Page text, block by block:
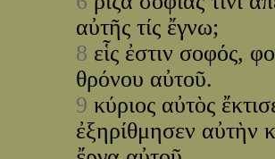
αὐτῆς τίς ἔγνω;
8 εἷς ἐστιν σοφός,
θρόνου αὐτοῦ.
9 κύριος αὐτὸς
ἐξηρίθμησεν αὐτὴν